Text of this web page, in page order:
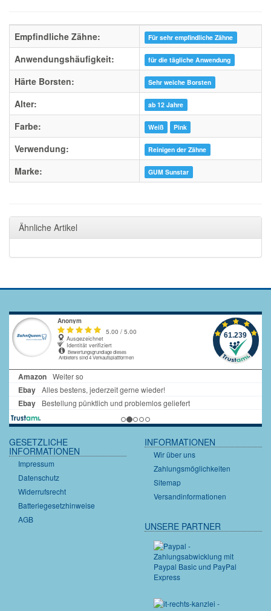
Empfindliche Zähne: Für sehr empfindliche Zähne
Anwendungshäufigkeit: für die tägliche Anwendung
Härte Borsten: Sehr weiche Borsten
Alter: ab 12 Jahre
Farbe: Weiß Pink
Verwendung: Reinigen der Zähne
Marke: GUM Sunstar
Ähnliche Artikel
GESETZLICHE
INFORMATIONEN
Impressum
Datenschutz
Widerrufsrecht
Batteriegesetzhinweise
AGB
INFORMATIONEN
Wir über uns
Zahlungsmöglichkeiten
Sitemap
Versandinformationen
UNSERE PARTNER